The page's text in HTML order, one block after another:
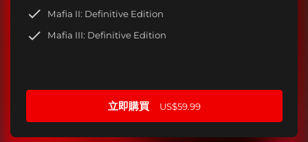
Mafia II: Definitive Edition
Mafia III: Definitive Edition
立即購買 US$59.99